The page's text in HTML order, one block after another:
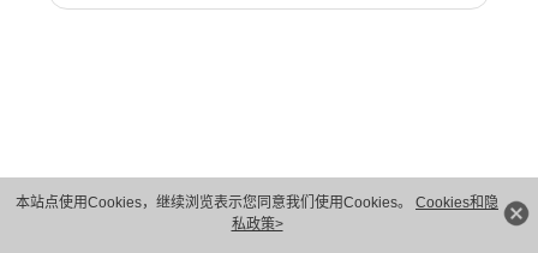
本站点使用Cookies，继续浏览表示您同意我们使用Cookies。 Cookies和隐
私政策>
版权所有 © 华为技术有限公司 1998-2026。 保留一切权利。粤A2-20044005号
隐私保护
法律声明